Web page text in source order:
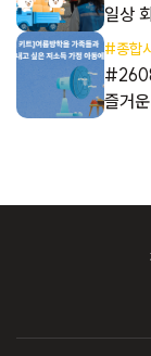
일상
#종합
즐거